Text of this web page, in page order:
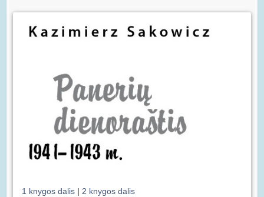
1 knygos dalis | 2 knygos dalis